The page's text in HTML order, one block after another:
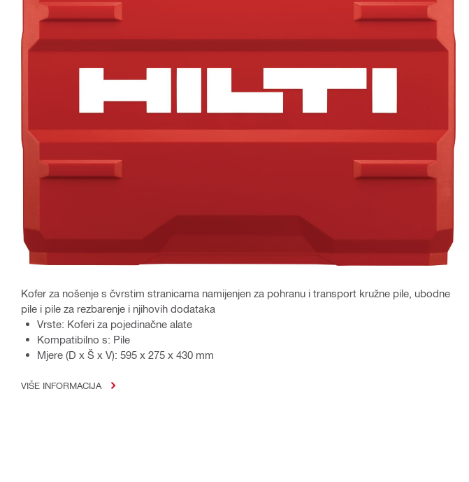
Kofer za nošenje s čvrstim stranicama namijenjen za pohranu i transport kružne pile, ubodne
pile i pile za rezbarenje i njihovih dodataka
Vrste: Koferi za pojedinačne alate
Kompatibilno s: Pile
Mjere (D x Š x V): 595 x 275 x 430 mm
VIŠE INFORMACIJA